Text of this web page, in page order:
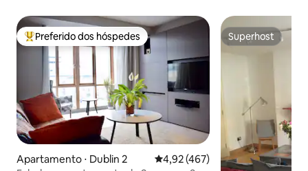
Entre os melhores preferidos dos hóspedes
Preferido dos hóspedes
Apartamento ⋅ Dublin 2 4,92 de uma avaliação média de
4,92 (467)
Superhost
Superhost